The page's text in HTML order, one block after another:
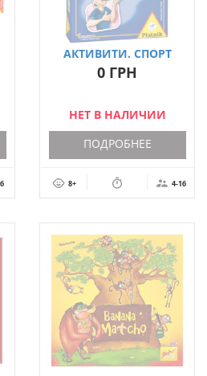
АКТИВИТИ. СПОРТ
0 ГРН
НЕТ В НАЛИЧИИ
ПОДРОБНЕЕ
8+ 4-16